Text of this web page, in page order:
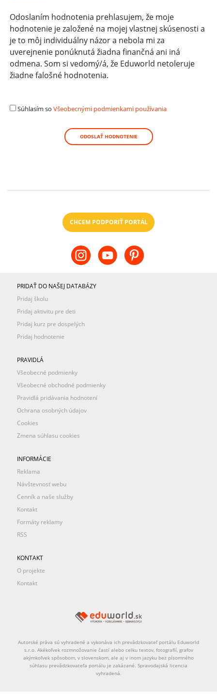
Odoslaním hodnotenia prehlasujem, že moje
hodnotenie je založené na mojej vlastnej skúsenosti a
je to môj individuálny názor a nebola mi za
uverejnenie ponúknutá žiadna finančná ani iná
odmena. Som si vedomý/á, že Eduworld netoleruje
žiadne falošné hodnotenia.
Súhlasím so Všeobecnými podmienkami používania
ODOSLAŤ HODNOTENIE
CHCEM PODPORIŤ PORTÁL
PRIDAŤ DO NAŠEJ DATABÁZY
Pridaj školu
Pridaj aktivitu pre deti
Pridaj kurz pre dospelých
Pridaj hodnotenie
PRAVIDLÁ
Všeobecné podmienky
Všeobecné obchodné podmienky
Pravidlá pridávania hodnotení
Ochrana osobných údajov
Cookies
Zmena súhlasu cookies
INFORMÁCIE
Reklama
Návštevnosť webu
Cenník a naše služby
Kontakt
Formáty reklamy
RSS
KONTAKT
O projekte
Kontakt
Autorské práva sú vyhradené a vykonáva ich prevádzkovateľ portálu Eduworld
s.r.o. Akékoľvek rozmnožovanie častí alebo celku textov, fotografií, grafov
akýmkoľvek spôsobom, v slovenskom, ale aj v inom jazyku bez písomného
súhlasu prevádzkovateľa portálu je zakázané. Spravodajská licencia
vyhradená.